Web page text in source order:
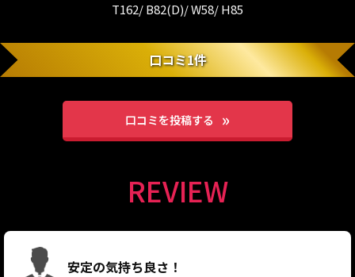
T162/ B82(D)/ W58/ H85
口コミ1件
口コミを投稿する
REVIEW
安定の気持ち良さ！